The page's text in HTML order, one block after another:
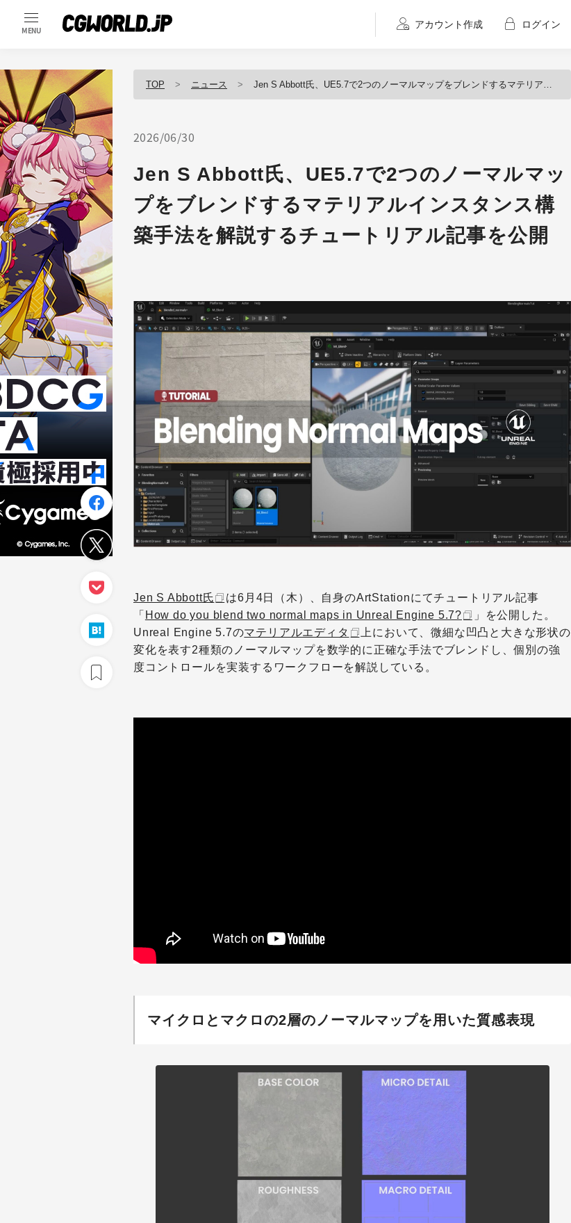
MENU
アカウント作成 ログイン
TOP ニュース Jen S Abbott氏、UE5.7で2つのノーマルマップをブレンドするマテリアルインスタンス構築手法を解説するチュートリアル記事を公開
2026/06/30
Jen S Abbott氏、UE5.7で2つのノーマルマッ
プをブレンドするマテリアルインスタンス構
築手法を解説するチュートリアル記事を公開
Jen S Abbott氏
は6月4日（木）、自身のArtStationにてチュートリアル記事
「 How do you blend two normal maps in Unreal Engine 5.7?
」を公開した。
Unreal Engine 5.7のマテリアルエディタ
上において、微細な凹凸と大きな形状の
変化を表す2種類のノーマルマップを数学的に正確な手法でブレンドし、個別の強
度コントロールを実装するワークフローを解説している。
マイクロとマクロの2層のノーマルマップを用いた質感表現